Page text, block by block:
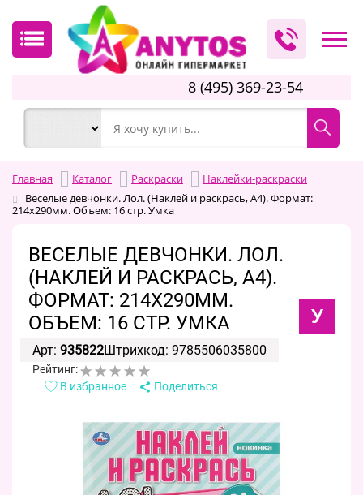
8 (495) 369-23-54
Главная Каталог Раскраски
Наклейки-раскраски
Веселые девчонки. Лол. (Наклей и раскрась, А4). Формат:
214х290мм. Объем: 16 стр. Умка
ВЕСЕЛЫЕ ДЕВЧОНКИ. ЛОЛ.
(НАКЛЕЙ И РАСКРАСЬ, А4).
ФОРМАТ: 214Х290ММ.
ОБЪЕМ: 16 СТР. УМКА
У
Арт: 935822Штрихкод: 9785506035800
Рейтинг:
В избранное
Поделиться